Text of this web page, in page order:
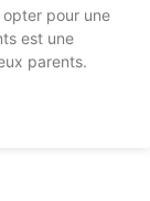
opter pour une
est une
parents.